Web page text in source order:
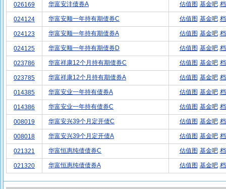
026169 华富安沣债券A 估值图 基金吧
024124 华富安顺一年持有期债券C 估值图 基金吧
024123 华富安顺一年持有期债券A 估值图 基金吧
024125 华富安顺一年持有期债券D 估值图 基金吧
023786 华富祥康12个月持有期债券C 估值图 基金吧
023785 华富祥康12个月持有期债券A 估值图 基金吧
014385 华富安业一年持有债券A 估值图 基金吧
014386 华富安业一年持有债券C 估值图 基金吧
008019 华富安兴39个月定开债C 估值图 基金吧
008018 华富安兴39个月定开债A 估值图 基金吧
021321 华富恒惠纯债债券C 估值图 基金吧
021320 华富恒惠纯债债券A 估值图 基金吧